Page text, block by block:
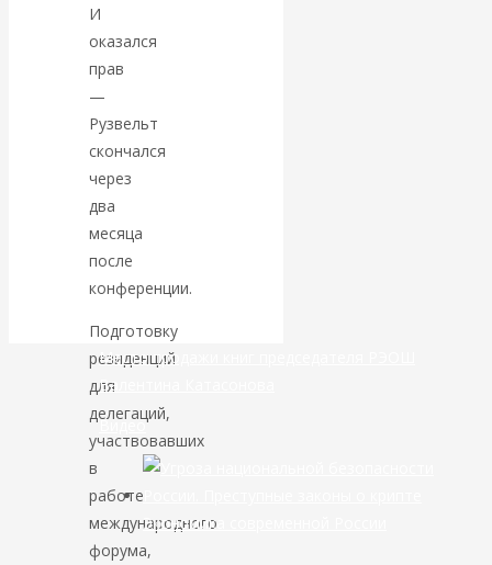
Катасонов
считает, что
кризис в
банковской
сфере России
уже начался
И
оказался
прав
—
Рузвельт
скончался
через
два
месяца
после
конференции.
Подготовку
резиденций
для
делегаций,
участвовавших
в
работе
международного
форума,
Место продажи книг председателя РЭОШ
Валентина Катасонова
Видео
Экономика современной России